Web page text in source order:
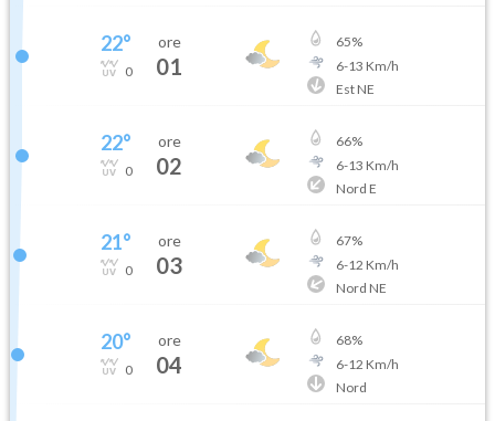
22°
0
ore
01
65%
6-13 Km/h
Est NE
22°
0
ore
02
66%
6-13 Km/h
Nord E
21°
0
ore
03
67%
6-12 Km/h
Nord NE
20°
0
ore
04
68%
6-12 Km/h
Nord